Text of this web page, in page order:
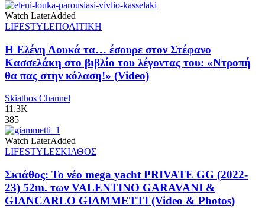
Watch LaterAdded
LIFESTYLEΠΟΛΙΤΙΚΗ
Η Ελένη Λουκά τα… έσουρε στον Στέφανο
Κασσελάκη στο βιβλίο του λέγοντας του: «Ντροπή
θα πας στην κόλαση!» (Video)
Skiathos Channel
11.3K
385
Watch LaterAdded
LIFESTYLEΣΚΙΑΘΟΣ
Σκιάθος: Το νέο mega yacht PRIVATE GG (2022-
23) 52m. των VALENTINO GARAVANI &
GIANCARLO GIAMMETTI (Video & Photos)